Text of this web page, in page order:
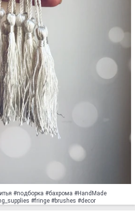
#подборка #бахрома #HandMade
#fringe #brushes #decor